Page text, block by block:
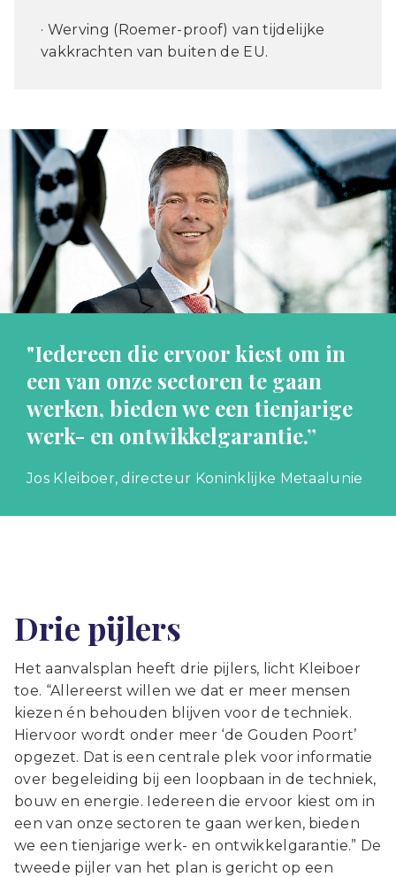
· Werving (Roemer-proof) van tijdelijke
vakkrachten van buiten de EU.
"Iedereen die ervoor kiest om in
een van onze sectoren te gaan
werken, bieden we een tienjarige
werk- en ontwikkelgarantie.”
Jos Kleiboer, directeur Koninklijke Metaalunie
Drie pijlers
Het aanvalsplan heeft drie pijlers, licht Kleiboer
toe. “Allereerst willen we dat er meer mensen
kiezen én behouden blijven voor de techniek.
Hiervoor wordt onder meer ‘de Gouden Poort’
opgezet. Dat is een centrale plek voor informatie
over begeleiding bij een loopbaan in de techniek,
bouw en energie. Iedereen die ervoor kiest om in
een van onze sectoren te gaan werken, bieden
we een tienjarige werk- en ontwikkelgarantie.” De
tweede pijler van het plan is gericht op een